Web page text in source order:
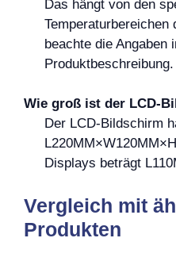
Das hängt von den
Temperaturbereichen
beachte die Angaben
Produktbeschreibung.
Wie groß ist der LCD-
Der LCD-Bildschirm
Displays beträgt
Vergleich mit
Produkten